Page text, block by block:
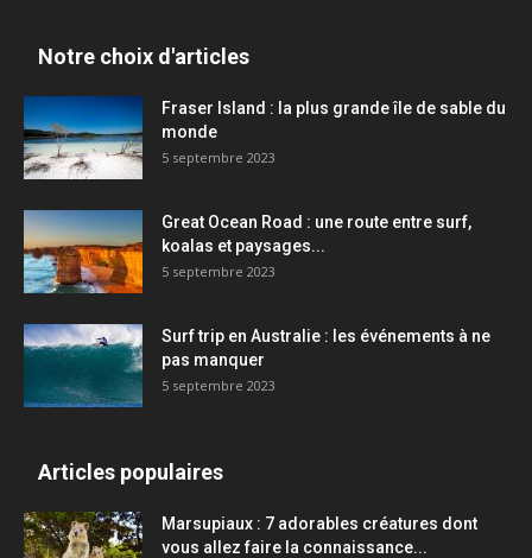
Notre choix d'articles
Fraser Island : la plus grande île de sable du
monde
5 septembre 2023
Great Ocean Road : une route entre surf,
koalas et paysages...
5 septembre 2023
Surf trip en Australie : les événements à ne
pas manquer
5 septembre 2023
Articles populaires
Marsupiaux : 7 adorables créatures dont
vous allez faire la connaissance...